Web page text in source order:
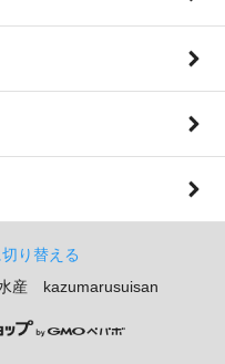
り替える
産 kazumarusuisan